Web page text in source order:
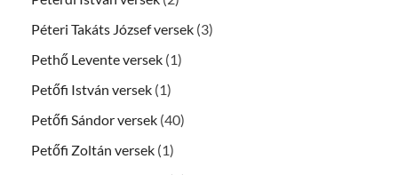
Péteri Takáts József versek (3)
Pethő Levente versek (1)
Petőfi István versek (1)
Petőfi Sándor versek (40)
Petőfi Zoltán versek (1)